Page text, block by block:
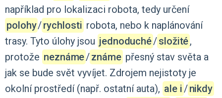
například pro lokalizaci robota, tedy určení
polohy‍/‌rychlosti robota, nebo k naplánování
trasy. Tyto úlohy jsou jednoduché‍/‌složité,
protože neznáme‍/‌známe přesný stav světa a
jak se bude svět vyvíjet. Zdrojem nejistoty je
okolní prostředí (např. ostatní auta), ale i‍/‌nikdy